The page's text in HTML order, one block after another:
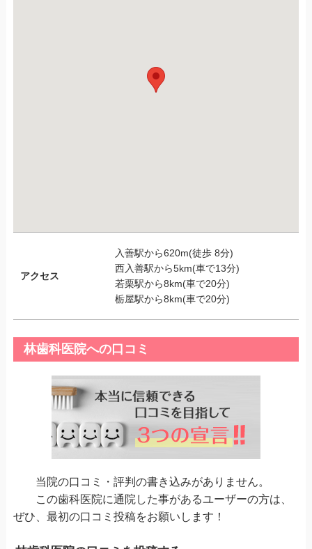
アクセス
入善駅から620m(徒歩 8分)
西入善駅から5km(車で13分)
若栗駅から8km(車で20分)
栃屋駅から8km(車で20分)
林歯科医院への口コミ
当院の口コミ・評判の書き込みがありません。
この歯科医院に通院した事があるユーザーの方は、
ぜひ、最初の口コミ投稿をお願いします！